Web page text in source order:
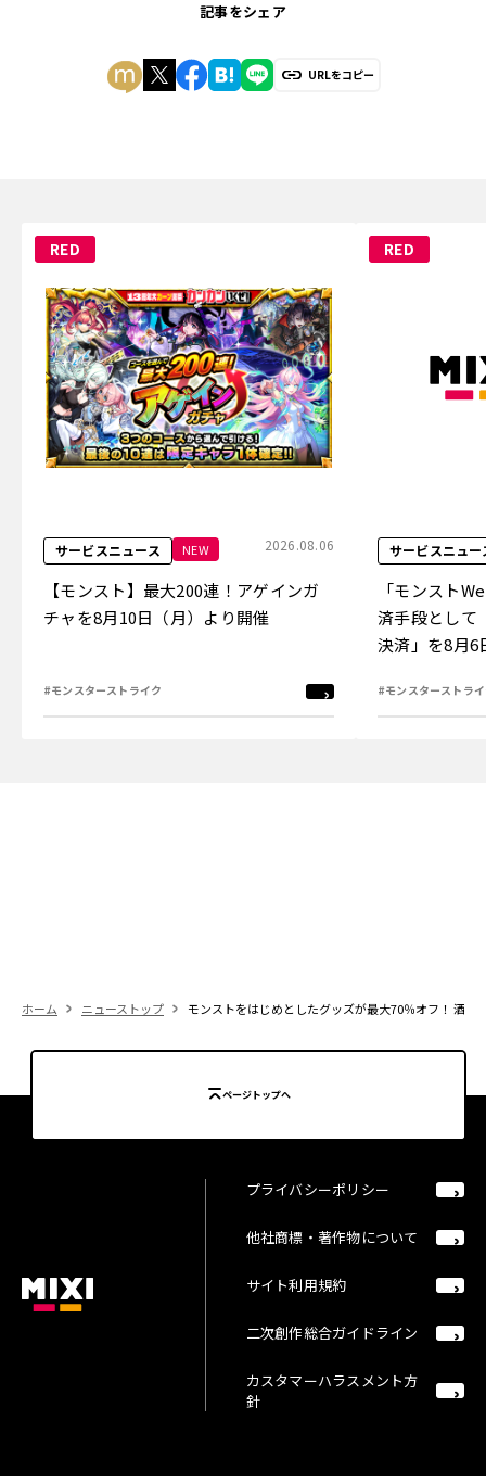
記事をシェア
URLをコピー
RED
サービスニュース NEW 2026.08.06
【モンスト】最大200連！アゲインガ
チャを8月10日（月）より開催
#モンスターストライク
RED
サービスニュー
「モンスト
済手段として
決済」を8月6
#モンスターストラ
ホーム ニューストップ モンストをはじめとしたグッズが最大70％オフ！ 酒々
ページトップへ
プライバシーポリシー
他社商標・著作物について
サイト利用規約
二次創作総合ガイドライン
カスタマーハラスメント方
針